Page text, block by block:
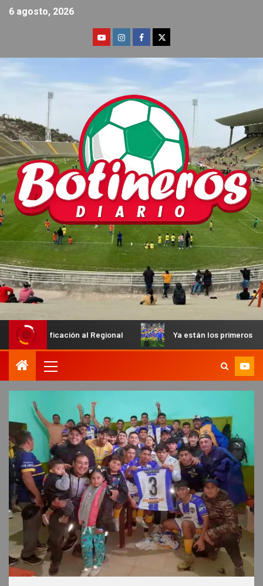
6 agosto, 2026
al Regional Ya están los primeros finalistas en el